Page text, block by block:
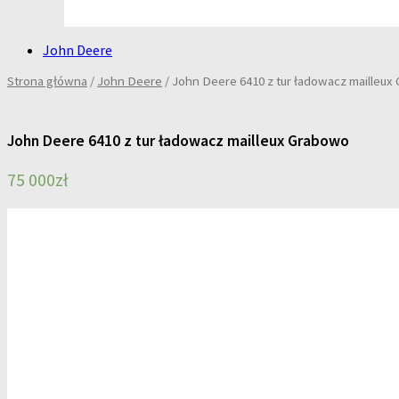
John Deere
Strona główna / John Deere / John Deere 6410 z tur ładowacz mailleux
John Deere 6410 z tur ładowacz mailleux Grabowo
75 000zł